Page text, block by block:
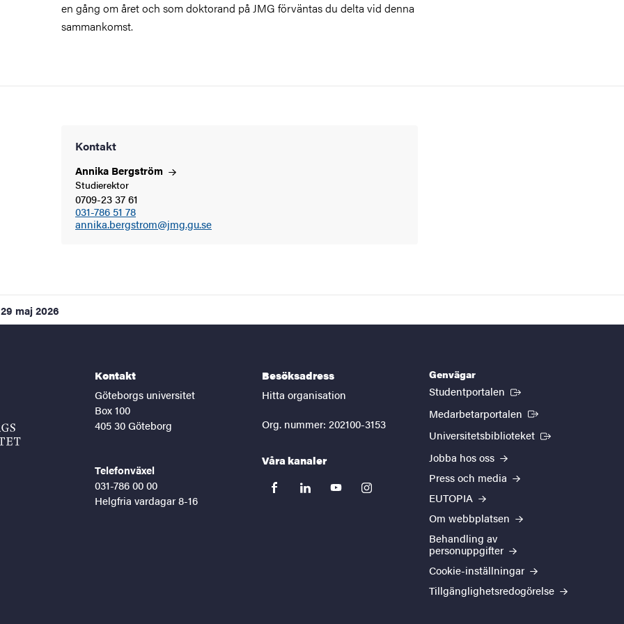
en gång om året och som doktorand på JMG förväntas du delta vid denna
sammankomst.
Kontakt
Annika Bergström
Studierektor
0709-23 37 61
031-786 51 78
annika.bergstrom@jmg.gu.se
29 maj 2026
Kontakt
Göteborgs universitet
Box 100
405 30 Göteborg
Telefonväxel
031-786 00 00
Helgfria vardagar 8-16
Besöksadress
Hitta organisation
Org. nummer: 202100-3153
Våra kanaler
facebooklinkedinyoutubeinstagram
Genvägar
Studentportalen (Extern länk)
Medarbetarportalen (Extern länk)
Universitetsbiblioteket (Extern länk)
Jobba hos oss
Press och media
EUTOPIA
Om webbplatsen
Behandling av
personuppgifter
Cookie-inställningar
Tillgänglighetsredogörelse